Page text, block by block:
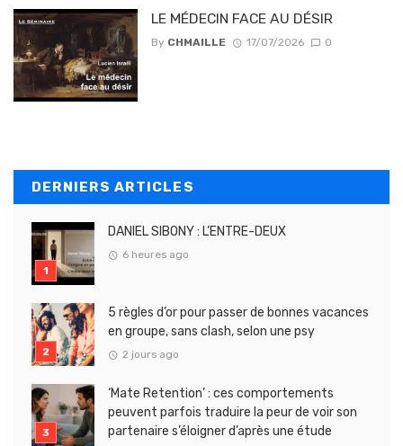
LE MÉDECIN FACE AU DÉSIR
By CHMAILLE 17/07/2026 0
DERNIERS ARTICLES
DANIEL SIBONY : L’ENTRE-DEUX
6 heures ago
5 règles d’or pour passer de bonnes vacances
en groupe, sans clash, selon une psy
2 jours ago
‘Mate Retention’ : ces comportements
peuvent parfois traduire la peur de voir son
partenaire s’éloigner d’après une étude